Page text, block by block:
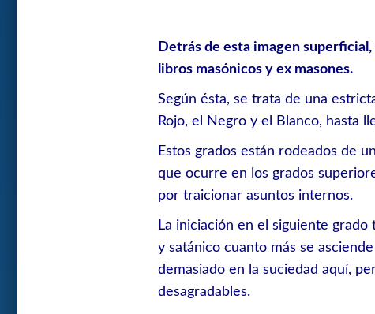
Detrás de esta imagen
libros masónicos y ex masones.
Según ésta, se trata de una
Rojo, el Negro y el Blanco, hasta
Estos grados están rodeados de un
que ocurre en los grados
por traicionar asuntos internos.
La iniciación en el siguiente
y satánico cuanto más se
demasiado en la suciedad aquí,
desagradables.